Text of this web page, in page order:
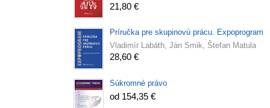
21,80 €
Príručka pre skupinovú prácu. Expoprogram
Vladimír Labáth, Ján Smik, Štefan Matula
28,60 €
Súkromné právo
od 154,35 €